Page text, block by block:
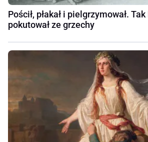
Pościł, płakał i pielgrzymował.
pokutował ze grzechy